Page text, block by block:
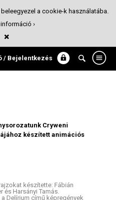
/ Bejelentkezés
(magyar
Cryweni
készített animációs
készítette: Fábián
és Harsányi Tamás.
Delírium című képregények
a cookie-k használatába.
›